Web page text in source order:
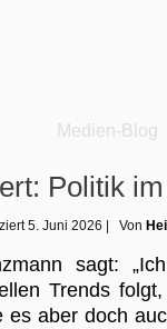
Medien-Blog
Politik
5. Juni 2026 Von
sagt:
Trends
es aber doch